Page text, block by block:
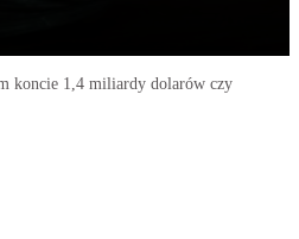
koncie 1,4 miliardy dolarów czy